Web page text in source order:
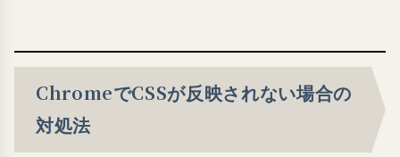
ChromeでCSSが反映されない場合の
対処法